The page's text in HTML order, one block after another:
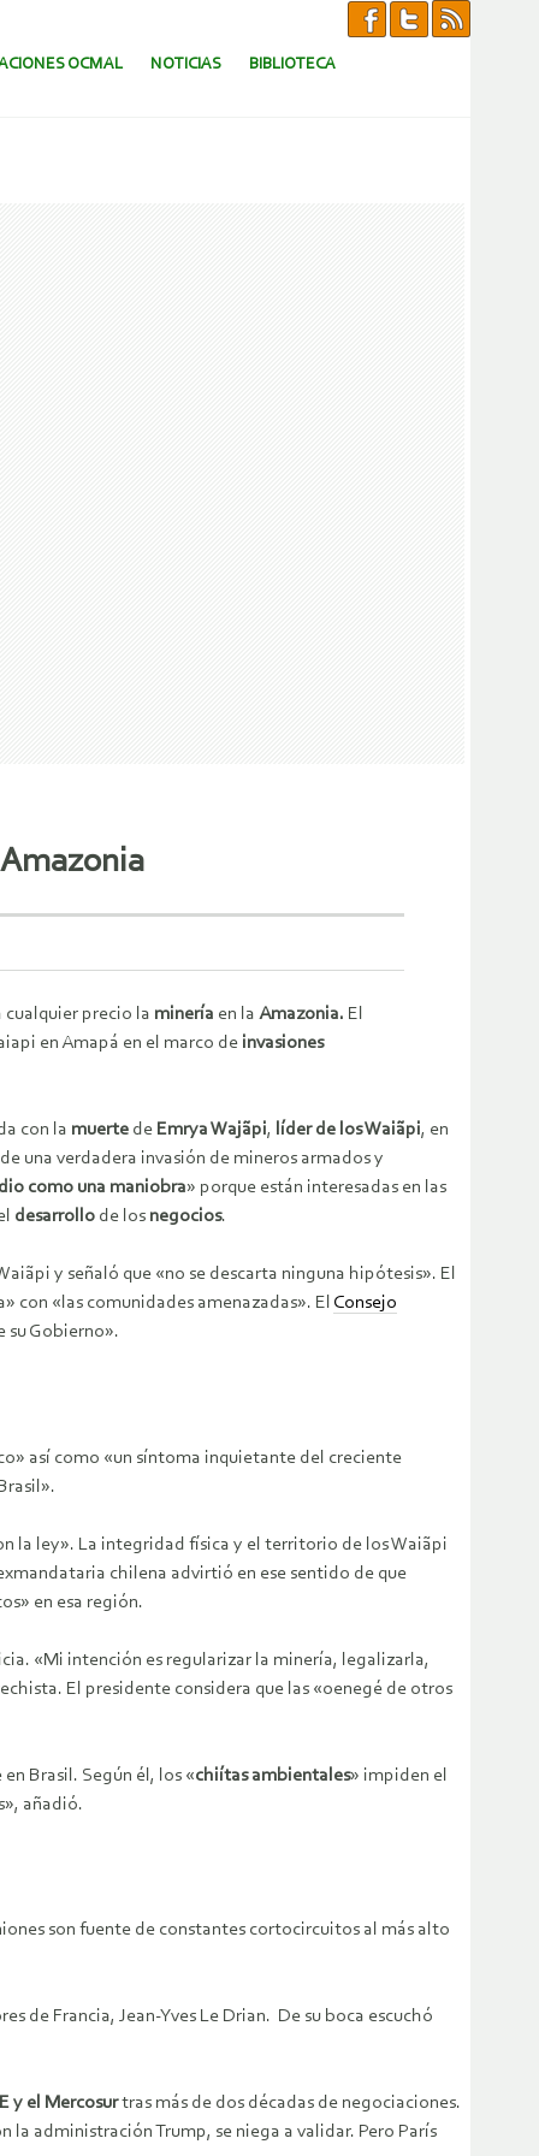
OCMAL NOTICIAS BIBLIOTECA
precio la minería en la Amazonia. El
en Amapá en el marco de invasiones
con la muerte de Emrya Wajãpi, líder de los Waiãpi, en
una verdadera invasión de mineros armados y
como una maniobra» porque están interesadas en las
desarrollo de los negocios.
y señaló que «no se descarta ninguna hipótesis». El
con «las comunidades amenazadas». El Consejo
su Gobierno».
así como «un síntoma inquietante del creciente
la ley». La integridad física y el territorio de los Waiãpi
chilena advirtió en ese sentido de que
en esa región.
«Mi intención es regularizar la minería, legalizarla,
El presidente considera que las «oenegé de otros
Brasil. Según él, los «chiítas ambientales» impiden el
añadió.
son fuente de constantes cortocircuitos al más alto
de Francia, Jean-Yves Le Drian. De su boca escuchó
y el Mercosurtras más de dos décadas de negociaciones.
la administración Trump, se niega a validar. Pero París